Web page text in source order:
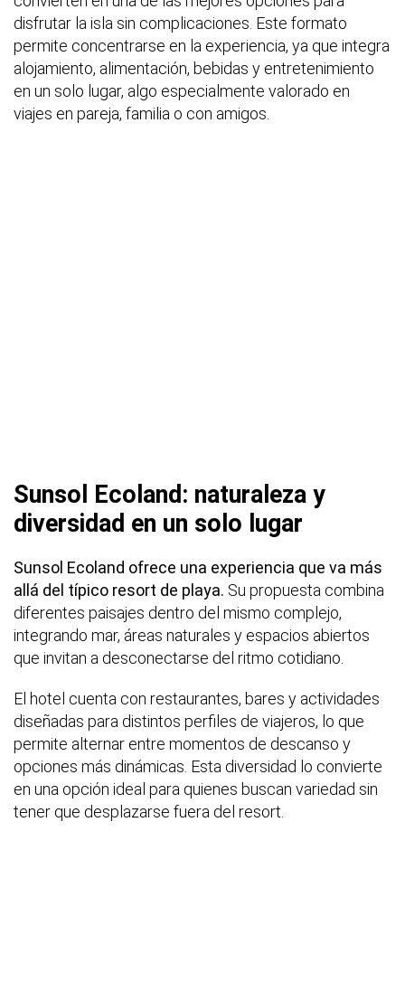
disfrutar la isla sin complicaciones. Este formato
permite concentrarse en la experiencia, ya que integra
alojamiento, alimentación, bebidas y entretenimiento
en un solo lugar, algo especialmente valorado en
viajes en pareja, familia o con amigos.
Sunsol Ecoland: naturaleza y
diversidad en un solo lugar
Sunsol Ecoland ofrece una experiencia que va más
allá del típico resort de playa. Su propuesta combina
diferentes paisajes dentro del mismo complejo,
integrando mar, áreas naturales y espacios abiertos
que invitan a desconectarse del ritmo cotidiano.
El hotel cuenta con restaurantes, bares y actividades
diseñadas para distintos perfiles de viajeros, lo que
permite alternar entre momentos de descanso y
opciones más dinámicas. Esta diversidad lo convierte
en una opción ideal para quienes buscan variedad sin
tener que desplazarse fuera del resort.